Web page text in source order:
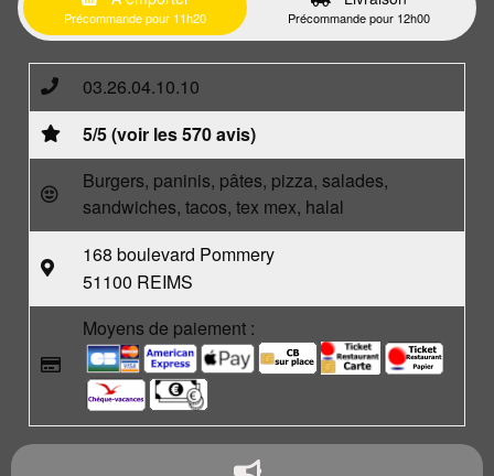
Précommande pour 11h20 Précommande pour 12h00
03.26.04.10.10
5/5 (voir les 570 avis)
Burgers, paninis, pâtes, pizza, salades,
sandwiches, tacos, tex mex, halal
168 boulevard Pommery
51100 REIMS
Moyens de paiement :